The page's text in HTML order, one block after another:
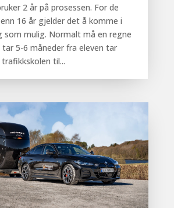
2 år på prosessen. For de
16 år gjelder det å komme i
som mulig. Normalt må en regne
5-6 måneder fra eleven tar
til...